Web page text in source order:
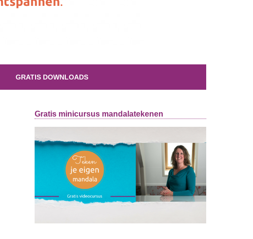
GRATIS DOWNLOADS
Gratis minicursus mandalatekenen